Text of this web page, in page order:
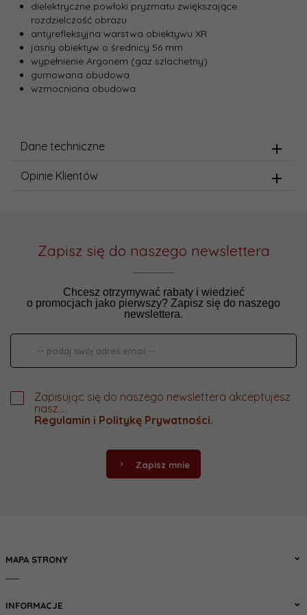
dielektryczne powłoki pryzmatu zwiększające
rozdzielczość obrazu
antyrefleksyjna warstwa obiektywu XR
jasny obiektyw o średnicy 56 mm
wypełnienie Argonem (gaz szlachetny)
gumowana obudowa
wzmocniona obudowa
Dane techniczne
Opinie Klientów
Zapisz się do naszego newslettera
Chcesz otrzymywać rabaty i wiedzieć
o promocjach jako pierwszy? Zapisz się do naszego
newslettera.
Zapisując się do naszego newslettera akceptujesz
nasz.....
Regulamin i Politykę Prywatności.
Zapisz mnie
MAPA STRONY
INFORMACJE